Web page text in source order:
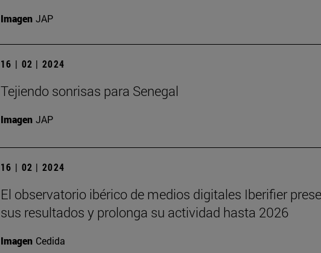
Imagen JAP
16 | 02 | 2024
Tejiendo sonrisas para Senegal
Imagen JAP
16 | 02 | 2024
El observatorio ibérico de medios digitales Iberifier
sus resultados y prolonga su actividad hasta 2026
Imagen Cedida